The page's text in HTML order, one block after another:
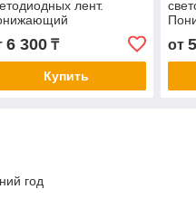
лент.
DF02 12V
6 300₸
Купить
от
год